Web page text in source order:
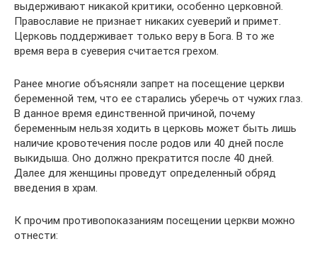
выдерживают никакой критики, особенно церковной.
Православие не признает никаких суеверий и примет.
Церковь поддерживает только веру в Бога. В то же
время вера в суеверия считается грехом.
Ранее многие объясняли запрет на посещение церкви
беременной тем, что ее старались уберечь от чужих глаз.
В данное время единственной причиной, почему
беременным нельзя ходить в церковь может быть лишь
наличие кровотечения после родов или 40 дней после
выкидыша. Оно должно прекратится после 40 дней.
Далее для женщины проведут определенный обряд
введения в храм.
К прочим противопоказаниям посещении церкви можно
отнести: